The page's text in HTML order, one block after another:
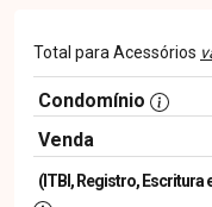
Total para Acessórios
Condomínio
Venda
(ITBI, Registro, Escritura